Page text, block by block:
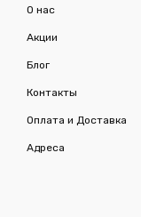
О нас
Акции
Блог
Контакты
Оплата и Доставка
Адреса